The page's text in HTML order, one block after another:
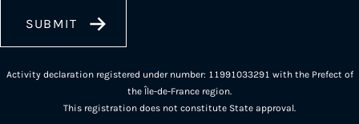
Activity declaration registered under number: 11991033291 with the Prefect of
the Île-de-France region.
This registration does not constitute State approval.